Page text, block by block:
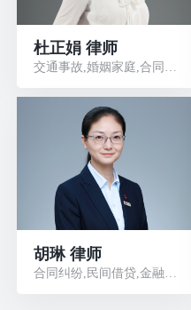
杜正娟 律师
胡琳 律师